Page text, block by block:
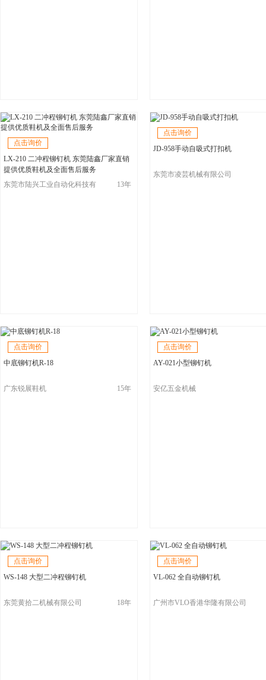
点击询价
LX-210 二冲程铆钉机 东莞陆鑫厂家直销
提供优质鞋机及全面售后服务
东莞市陆兴工业自动化科技有
13年
点击询价
JD-958手动自吸式打扣机
东莞市凌芸机械有限公司
点击询价
中底铆钉机R-18
广东锐展鞋机 15年
点击询价
AY-021小型铆钉机
安亿五金机械
点击询价
WS-148 大型二冲程铆钉机
东莞黄拾二机械有限公司 18年
点击询价
VL-062 全自动铆钉机
广州市VLO香港华隆有限公司